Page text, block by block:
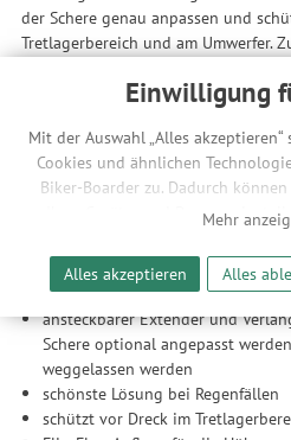
Einwilligung
Mit der Auswahl „Alles
Cookies und ähnlichen
Biker-Boarder zu. Dadurch
Ihrer Geräte- und
ermöglicht es uns, anhand ihrer
Werbeanzeigen für Sie
unserer Website sicherzustellen
werden Ihre Daten auch an
weitergegeben. Die Verarbeitung
Zwecke der Einbindung von
Durchführung von statistischer
Produktempfehlungen und
Mehr
Alles akzeptieren Alles
der Schere genau anpassen und
Tretlagerbereich und am Umwerfer.
ganz unkompliziert auf das untere
Lieferumfang enthalten.
Features
aus glasfaserverstärktem
Auflage schützt den Rahmen
ideal für Mountainbikes, auch mit
ansteckbarer Extender und
Schere optional angepasst
weggelassen werden
schönste Lösung bei Regenfällen
schützt vor Dreck im